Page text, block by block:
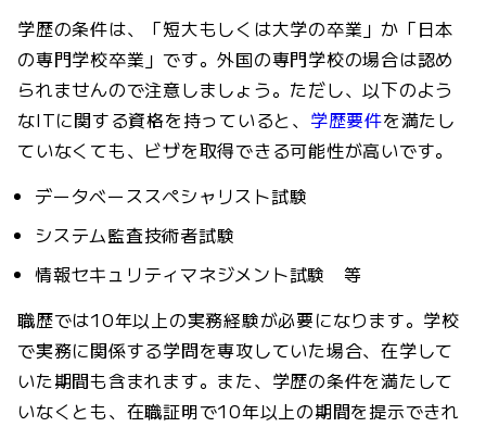
学歴の条件は、「短大もしくは大学の卒業」か「日本
の専門学校卒業」です。外国の専門学校の場合は認め
られませんので注意しましょう。ただし、以下のよう
なITに関する資格を持っていると、 学歴要件を満たし
ていなくても、ビザを取得できる可能性が高いです。
データベーススペシャリスト試験
システム監査技術者試験
情報セキュリティマネジメント試験 等
職歴では10年以上の実務経験が必要になります。学校
で実務に関係する学問を専攻していた場合、在学して
いた期間も含まれます。また、学歴の条件を満たして
いなくとも、在職証明で10年以上の期間を提示できれ